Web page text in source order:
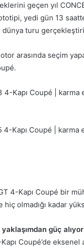
geçen yıl
yedi gün 13
dünya turu
arasında seçim
Kapı Coupé |
Kapı Coupé | karma
4-Kapı Coupé bir
hiç olmadığı kadar
güç
Coupé’de